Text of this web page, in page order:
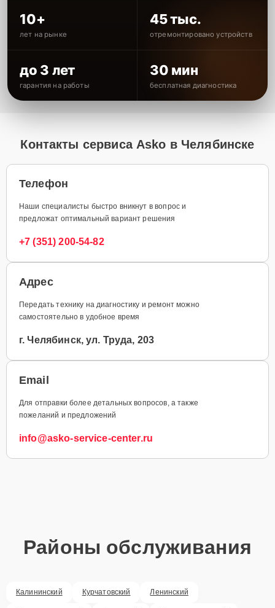
10+
лет на рынке
45 тыс.
отремонтировано устройств
до 3 лет
гарантия на работы
30 мин
бесплатная диагностика
Контакты сервиса Asko в Челябинске
Телефон
Наши специалисты быстро вникнут в вопрос и
предложат оптимальный вариант решения
+7 (351) 200-54-82
Адрес
Передать технику на диагностику и ремонт можно
самостоятельно в удобное время
г. Челябинск, ул. Труда, 203
Email
Для отправки более детальных вопросов, а также
пожеланий и предложений
info@asko-service-center.ru
Районы обслуживания
Калининский Курчатовский Ленинский